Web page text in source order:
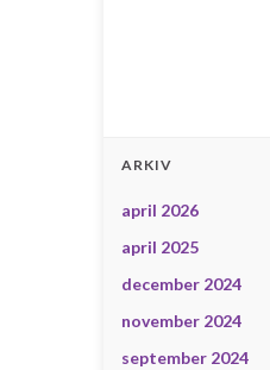
ARKIV
april 2026
april 2025
december 2024
november 2024
september 2024